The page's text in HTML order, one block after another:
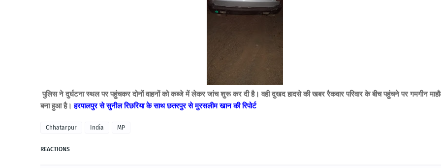
पुलिस ने दुर्घटना स्थल पर पहुंचकर दोनों वाहनों को कब्जे में लेकर जांच शुरू कर दी है। वही दुखद हादसे की खबर रैकवार परिवार के बीच पहुंचने पर गमगीन
बना हुआ है। हरपालपुर से सुनील रिछरिया के साथ छतरपुर से मुरसलीम खान की रिपोर्ट
Chhatarpur India MP
REACTIONS